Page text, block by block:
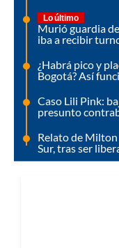
Lo último
Murió guardia
iba a recibir
¿Habrá pico y
Bogotá? Así
Caso Lili Pink:
presunto
Relato de Milton
Sur, tras ser